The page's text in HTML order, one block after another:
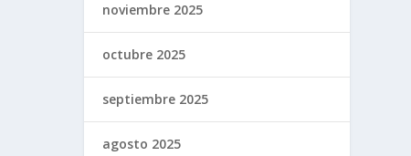
noviembre 2025
octubre 2025
septiembre 2025
agosto 2025